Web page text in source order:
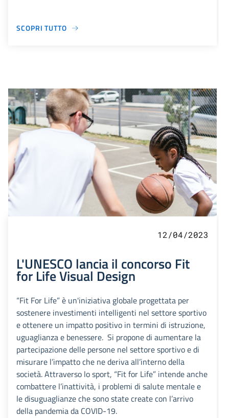
SCOPRI TUTTO
12/04/2023
L'UNESCO lancia il concorso Fit
for Life Visual Design
“Fit For Life” è un'iniziativa globale progettata per
sostenere investimenti intelligenti nel settore sportivo
e ottenere un impatto positivo in termini di istruzione,
uguaglianza e benessere. Si propone di aumentare la
partecipazione delle persone nel settore sportivo e di
misurare l’impatto che ne deriva all’interno della
società. Attraverso lo sport, “Fit for Life” intende anche
combattere l’inattività, i problemi di salute mentale e
le disuguaglianze che sono state create con l’arrivo
della pandemia da COVID-19.